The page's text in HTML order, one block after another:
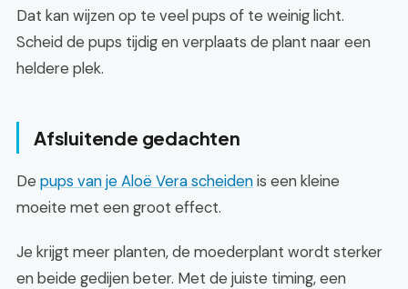
Dat kan wijzen op te veel pups of te weinig licht.
Scheid de pups tijdig en verplaats de plant naar een
heldere plek.
Afsluitende gedachten
De pups van je Aloë Vera scheidenis een kleine
moeite met een groot effect.
Je krijgt meer planten, de moederplant wordt sterker
en beide gedijen beter. Met de juiste timing, een